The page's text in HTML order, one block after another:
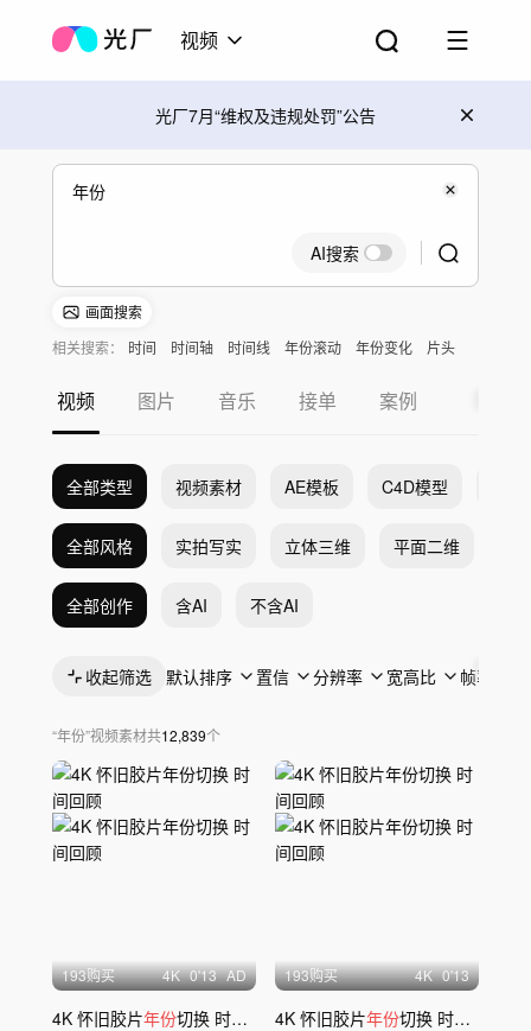
视频
光厂7月“维权及违规处罚”公告
AI搜索
画面搜索
相关搜索：
时间 时间轴 时间线 年份滚动 年份变化 片头
视频 图片 音乐 接单 案例
全部类型 视频素材 AE模板 C4D模型
全部风格 实拍写实 立体三维 平面二维
全部创作 含AI 不含AI
收起筛选 默认排序 置信 分辨率 宽高比 帧率
“年份”视频素材共12,839个
193购买 4K 0'13 AD
4K 怀旧胶片年份切换 时间回顾
193购买 4K 0'13
4K 怀旧胶片年份切换 时间回顾